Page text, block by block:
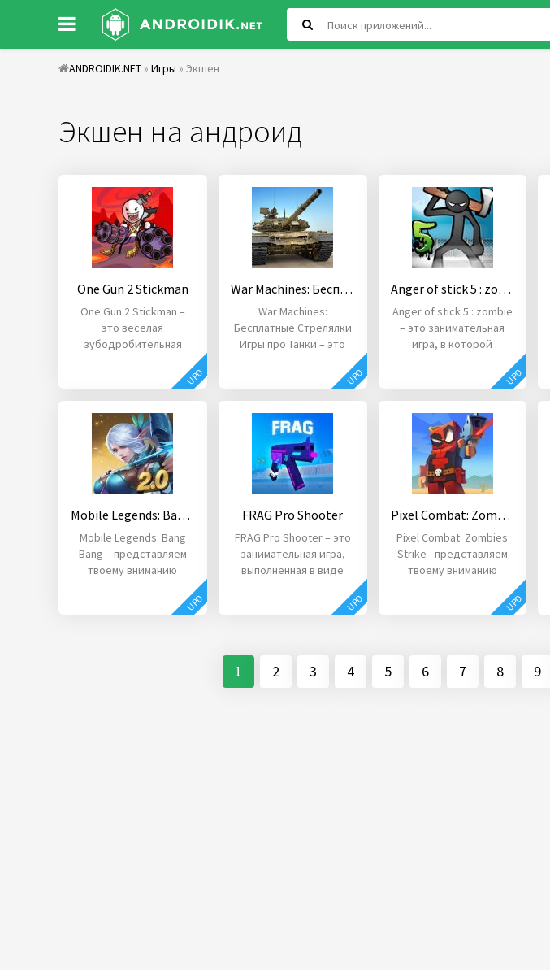
ANDROIDIK.NET » Игры » Экшен
Экшен на андроид
One Gun 2 Stickman
One Gun 2 Stickman –
это веселая
зубодробительная
UPD
War Machines: Бесплатные Стрелялки Игры про Танки
War Machines:
Бесплатные Стрелялки
Игры про Танки – это
выполненная в видеUPD
Anger of stick 5 : zombie
Anger of stick 5 : zombie
– это занимательная
игра, в которой
UPD
Mobile Legends: Bang Bang
Mobile Legends: Bang
Bang – представляем
твоему вниманию
которая сочетает вUPD
FRAG Pro Shooter
FRAG Pro Shooter – это
занимательная игра,
выполненная в виде
UPD
Pixel Combat: Zombies Strike
Pixel Combat: Zombies
Strike - представляем
твоему вниманию
UPD
1 2 3 4 5 6 7 8 9